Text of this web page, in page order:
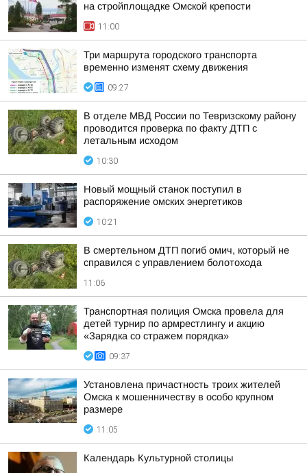
на стройплощадке Омской крепости
11:00
Три маршрута городского транспорта
временно изменят схему движения
09:27
В отделе МВД России по Тевризскому району
проводится проверка по факту ДТП с
летальным исходом
10:30
Новый мощный станок поступил в
распоряжение омских энергетиков
10:21
В смертельном ДТП погиб омич, который не
справился с управлением болотохода
11:06
Транспортная полиция Омска провела для
детей турнир по армрестлингу и акцию
«Зарядка со стражем порядка»
09:37
Установлена причастность троих жителей
Омска к мошенничеству в особо крупном
размере
11:05
Календарь Культурной столицы